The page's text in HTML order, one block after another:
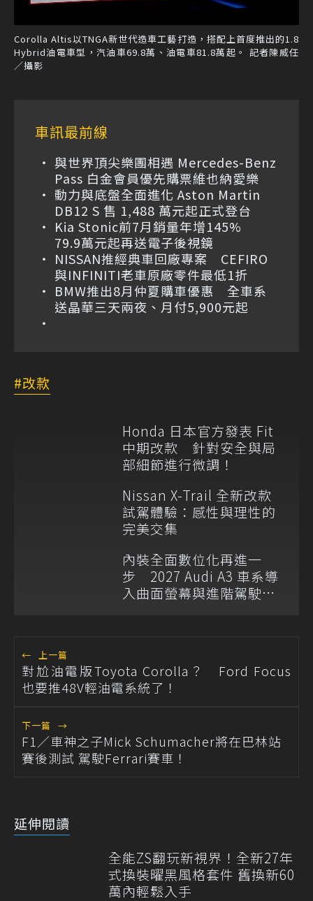
Corolla Altis以TNGA新世代造車工藝打造，搭配上首度推出的1.8
Hybrid油電車型，汽油車69.8萬、油電車81.8萬起。 記者陳威任
／攝影
車訊最前線
與世界頂尖樂團相遇 Mercedes-Benz
Pass 白金會員優先購票維也納愛樂
動力與底盤全面進化 Aston Martin
DB12 S 售 1,488 萬元起正式登台
Kia Stonic前7月銷量年增145%
79.9萬元起再送電子後視鏡
NISSAN推經典車回廠專案 CEFIRO
與INFINITI老車原廠零件最低1折
BMW推出8月仲夏購車優惠 全車系
送晶華三天兩夜、月付5,900元起
改款
Honda 日本官方發表 Fit
中期改款 針對安全與局
部細節進行微調！
Nissan X-Trail 全新改款
試駕體驗：感性與理性的
完美交集
內裝全面數位化再進一
步 2027 Audi A3 車系導
入曲面螢幕與進階駕駛輔
← 上一篇
對尬油電版Toyota Corolla？ Ford Focus
也要推48V輕油電系統了！
下一篇 →
F1／車神之子Mick Schumacher將在巴林站
賽後測試 駕駛Ferrari賽車！
延伸閱讀
全能ZS翻玩新視界！全新27年
式換裝曜黑風格套件 舊換新60
萬內輕鬆入手